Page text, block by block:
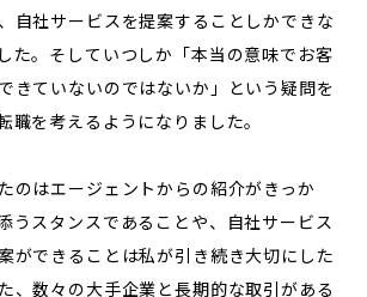
自社サービスを提案することしかできな
た。そしていつしか「本当の意味でお客
きていないのではないか」という疑問を
職を考えるようになりました。
のはエージェントからの紹介がきっか
うスタンスであることや、自社サービス
ができることは私が引き続き大切にした
、数々の大手企業と長期的な取引がある